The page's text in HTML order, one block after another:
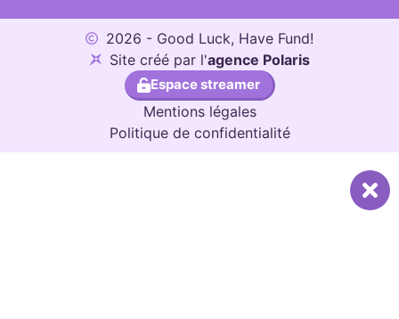
2026 - Good Luck, Have Fund!
Site créé par l'agence Polaris
Espace streamer
Mentions légales
Politique de confidentialité